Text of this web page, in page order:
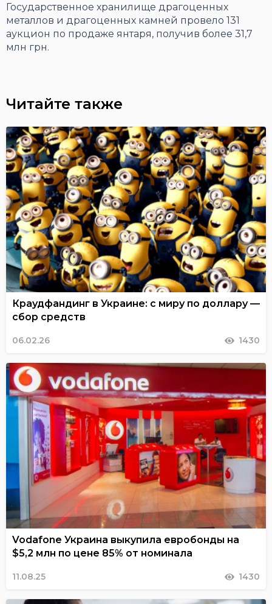
Государственное хранилище драгоценных
металлов и драгоценных камней провело 131
аукцион по продаже янтаря, получив более 31,7
млн ​​грн.
Читайте также
Краудфандинг в Украине: с миру по доллару —
сбор средств
06.02.26 1430
Vodafone Украина выкупила евробонды на
$5,2 млн по цене 85% от номинала
11.08.25 1430